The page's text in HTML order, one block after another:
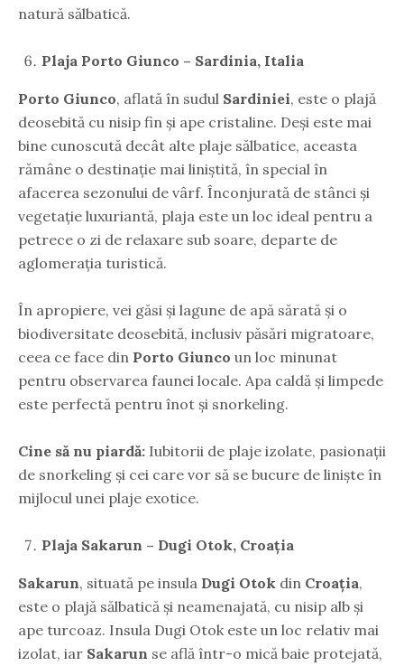
natură sălbatică.
Plaja Porto Giunco – Sardinia, Italia
Porto Giunco, aflată în sudul Sardiniei, este o plajă
deosebită cu nisip fin și ape cristaline. Deși este mai
bine cunoscută decât alte plaje sălbatice, aceasta
rămâne o destinație mai liniștită, în special în
afacerea sezonului de vârf. Înconjurată de stânci și
vegetație luxuriantă, plaja este un loc ideal pentru a
petrece o zi de relaxare sub soare, departe de
aglomerația turistică.
În apropiere, vei găsi și lagune de apă sărată și o
biodiversitate deosebită, inclusiv păsări migratoare,
ceea ce face din Porto Giunco un loc minunat
pentru observarea faunei locale. Apa caldă și limpede
este perfectă pentru înot și snorkeling.
Cine să nu piardă: Iubitorii de plaje izolate, pasionații
de snorkeling și cei care vor să se bucure de liniște în
mijlocul unei plaje exotice.
Plaja Sakarun – Dugi Otok, Croația
Sakarun, situată pe insula Dugi Otok din Croația,
este o plajă sălbatică și neamenajată, cu nisip alb și
ape turcoaz. Insula Dugi Otok este un loc relativ mai
izolat, iar Sakarun se află într-o mică baie protejată,